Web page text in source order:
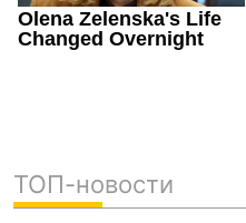
ТОП-новости